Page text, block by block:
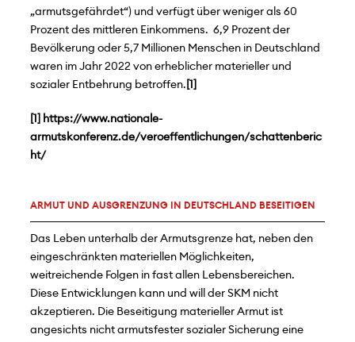
„armutsgefährdet“) und verfügt über weniger als 60
Prozent des mittleren Einkommens. 6,9 Prozent der
Bevölkerung oder 5,7 Millionen Menschen in Deutschland
waren im Jahr 2022 von erheblicher materieller und
sozialer Entbehrung betroffen.
https://www.nationale-
armutskonferenz.de/veroeffentlichungen/schattenberic
ht/
ARMUT UND AUSGRENZUNG IN DEUTSCHLAND BESEITIGEN
Das Leben unterhalb der Armutsgrenze hat, neben den
eingeschränkten materiellen Möglichkeiten,
weitreichende Folgen in fast allen Lebensbereichen.
Diese Entwicklungen kann und will der SKM nicht
akzeptieren. Die Beseitigung materieller Armut ist
angesichts nicht armutsfester sozialer Sicherung eine